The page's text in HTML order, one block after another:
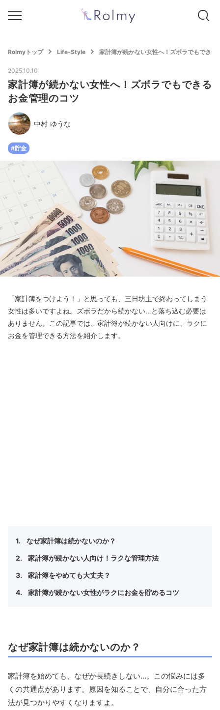
Rolmyトップ Life-Style 家計簿が続かない女性へ！ズボラでもできる
2025.10.10
家計簿が続かない女性へ！ズボラでもできる
お金管理のコツ
中村 ゆうな
#貯金
「家計簿をつけよう！」と思っても、三日坊主で終わってしまう
女性は多いですよね。ズボラだから続かない…と落ち込む必要は
ありません。この記事では、家計簿が続かない人向けに、ラクに
お金を管理できる方法を紹介します。
なぜ家計簿は続かないのか？
家計簿が続かない人向け！ラクな管理方法
家計簿をやめても大丈夫？
家計簿が続かない女性がラクにお金を貯めるコツ
なぜ家計簿は続かないのか？
家計簿を始めても、なぜか長続きしない…。この悩みには多
くの共通点があります。原因を知ることで、自分に合った方
法が見つかりやすくなりますよ。